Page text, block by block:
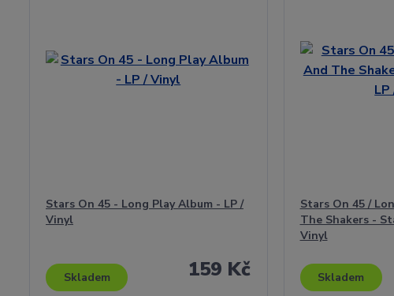
Stars On 45 - Long Play Album - LP /
Vinyl
159 Kč
Skladem
Stars On 45 /
The Shakers -
Vinyl
Skladem